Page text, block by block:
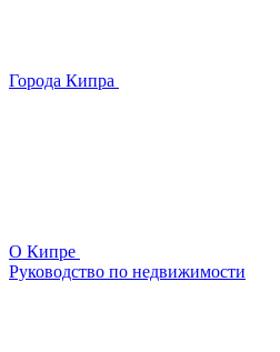
Города Кипра
О Кипре
Руководство по недвижимости